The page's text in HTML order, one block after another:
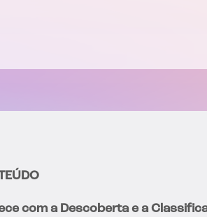
com a Descoberta e a